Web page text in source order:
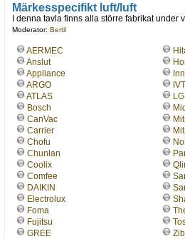
Märkesspecifikt luft/luft
I denna tavla finns alla större fabrikat under
Moderator: Bertil
AERMEC
Anslut
Appliance
ARGO
ATLAS
Bosch
CanVac
Carrier
Chofu
Chunlan
Coolix
Comfee
DAIKIN
Electrolux
Foma
Fujitsu
GREE
IVT
LG